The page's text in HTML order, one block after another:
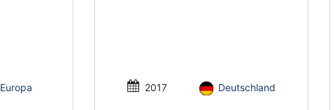
Europa 2017 Deutschland